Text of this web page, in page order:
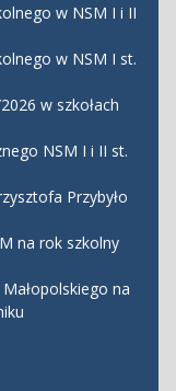
w NSM I i II
w NSM I st.
w szkołach
NSM I i II st.
Przybyło
na rok szkolny
na